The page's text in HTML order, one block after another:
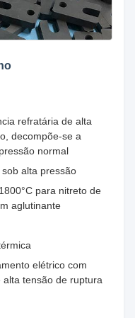
refratária de alta
decompõe-se a
normal
alta pressão
para nitreto de
aglutinante
elétrico com
tensão de ruptura